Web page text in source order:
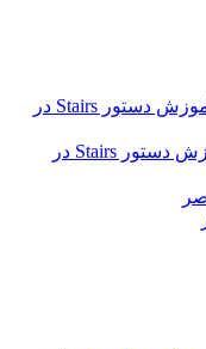
چطور در رویت پله ترسیم کنیم-آموزش دستور Stairs در